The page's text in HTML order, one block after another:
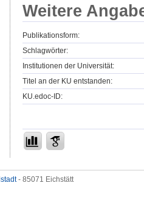
Weitere
Publikationsform:
Schlagwörter:
Institutionen der Universität:
Titel an der KU entstanden:
KU.edoc-ID:
- 85071 Eichstätt